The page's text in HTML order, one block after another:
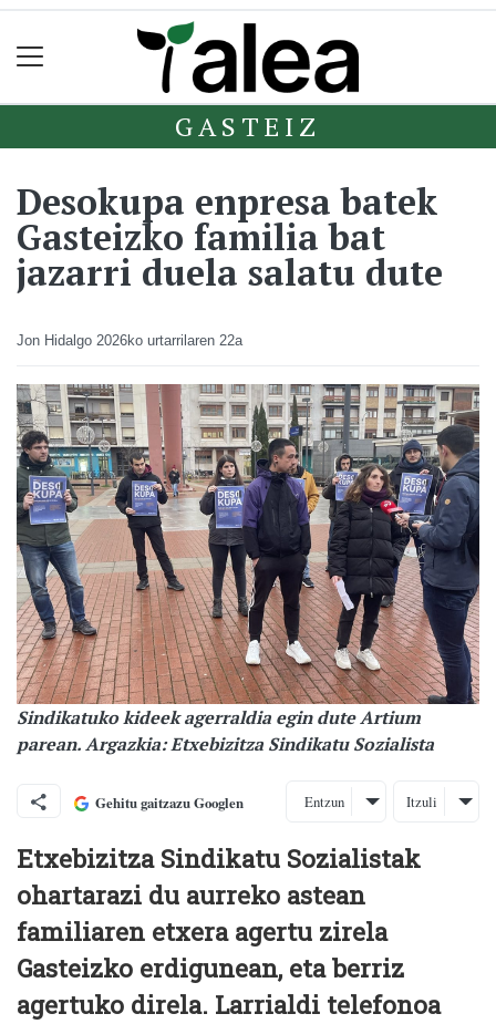
GASTEIZ
Desokupa enpresa batek
Gasteizko familia bat
jazarri duela salatu dute
Jon Hidalgo 2026ko urtarrilaren 22a
Sindikatuko kideek agerraldia egin dute Artium
parean. Argazkia: Etxebizitza Sindikatu Sozialista
Gehitu gaitzazu Googlen Entzun Itzuli
Etxebizitza Sindikatu Sozialistak
ohartarazi du aurreko astean
familiaren etxera agertu zirela
Gasteizko erdigunean, eta berriz
agertuko direla. Larrialdi telefonoa